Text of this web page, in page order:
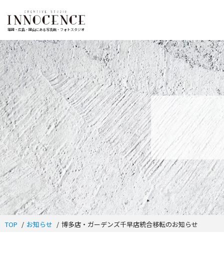
福岡・広島・岡山にある写真館・フォトスタジオ
TOP お知らせ 博多店・ガーデンズ千早店統合移転のお知らせ